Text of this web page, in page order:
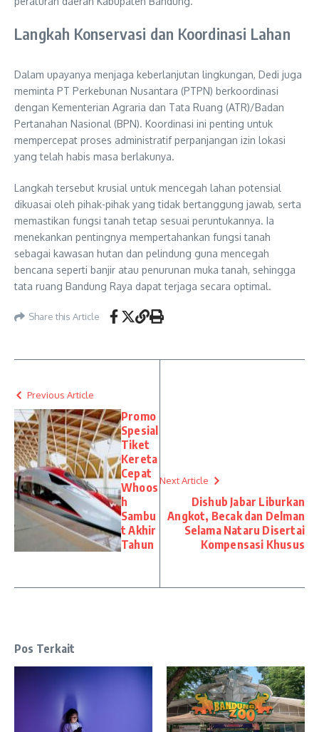
Langkah Konservasi dan Koordinasi Lahan
Dalam upayanya menjaga keberlanjutan lingkungan, Dedi juga
meminta PT Perkebunan Nusantara (PTPN) berkoordinasi
dengan Kementerian Agraria dan Tata Ruang (ATR)/Badan
Pertanahan Nasional (BPN). Koordinasi ini penting untuk
mempercepat proses administratif perpanjangan izin lokasi
yang telah habis masa berlakunya.
Langkah tersebut krusial untuk mencegah lahan potensial
dikuasai oleh pihak-pihak yang tidak bertanggung jawab, serta
memastikan fungsi tanah tetap sesuai peruntukannya. Ia
menekankan pentingnya mempertahankan fungsi tanah
sebagai kawasan hutan dan pelindung guna mencegah
bencana seperti banjir atau penurunan muka tanah, sehingga
tata ruang Bandung Raya dapat terjaga secara optimal.
Share this Article
Previous Article
Promo
Spesial
Tiket
Kereta
Cepat
Whoos
h
Sambu
t Akhir
Tahun
Next Article
Dishub Jabar Liburkan
Angkot, Becak dan Delman
Selama Nataru Disertai
Kompensasi Khusus
Pos Terkait